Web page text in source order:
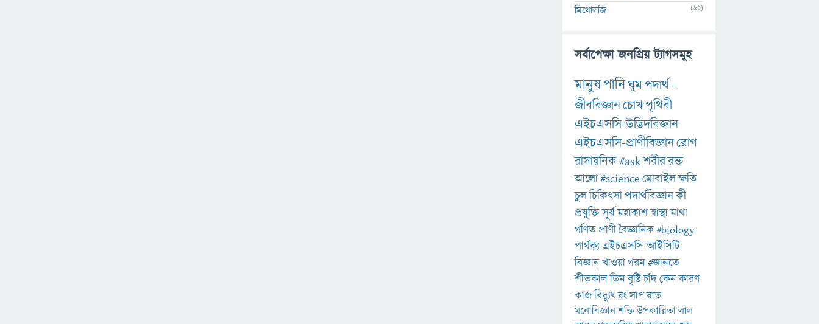
মিথোলজি (62)
সর্বাপেক্ষা জনপ্রিয় ট্যাগসমূহ
মানুষপানিঘুমপদার্থ-
জীববিজ্ঞানচোখপৃথিবী
এইচএসসি-উদ্ভিদবিজ্ঞান
এইচএসসি-প্রাণীবিজ্ঞানরোগ
রাসায়নিক#askশরীররক্ত
আলো#scienceমোবাইলক্ষতি
চুলচিকিৎসাপদার্থবিজ্ঞানকী
প্রযুক্তিসূর্যমহাকাশস্বাস্থ্যমাথা
গণিত প্রাণীবৈজ্ঞানিক#biology
পার্থক্য এইচএসসি-আইসিটি
বিজ্ঞানখাওয়াগরম#জানতে
শীতকালডিমবৃষ্টিচাঁদকেনকারণ
কাজবিদ্যুৎরংসাপরাত
মনোবিজ্ঞানশক্তিউপকারিতালাল